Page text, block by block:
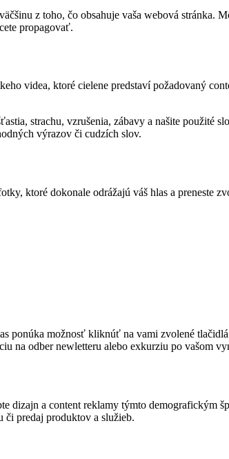
z toho, čo obsahuje vaša webová stránka.
propagovať.
videa, ktoré cielene predstaví požadovaný
strachu, vzrušenia, zábavy a našite použité
výrazov či cudzích slov.
ktoré dokonale odrážajú váš hlas a preneste
ponúka možnosť kliknúť na vami zvolené
na odber newletteru alebo exkurziu po vašom
dizajn a content reklamy týmto demografickým
či predaj produktov a služieb.